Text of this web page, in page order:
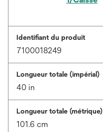
Identifiant du produit
7100018249
Longueur totale (impérial)
40 in
Longueur totale (métrique)
101.6 cm